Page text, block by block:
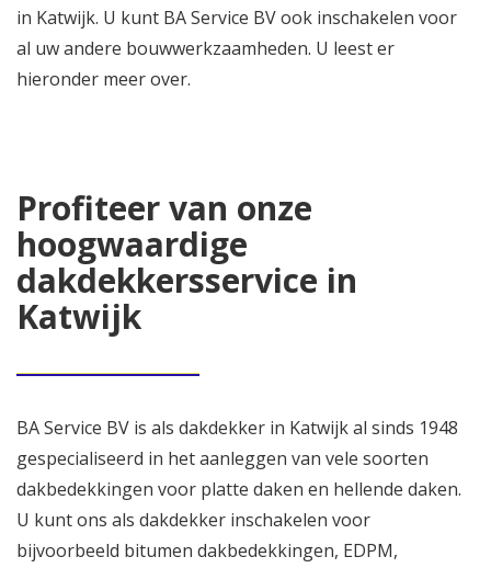
in Katwijk. U kunt BA Service BV ook inschakelen voor
al uw andere bouwwerkzaamheden. U leest er
hieronder meer over.
Profiteer van onze
hoogwaardige
dakdekkersservice in
Katwijk
BA Service BV is als dakdekker in Katwijk al sinds 1948
gespecialiseerd in het aanleggen van vele soorten
dakbedekkingen voor platte daken en hellende daken.
U kunt ons als dakdekker inschakelen voor
bijvoorbeeld bitumen dakbedekkingen, EDPM,